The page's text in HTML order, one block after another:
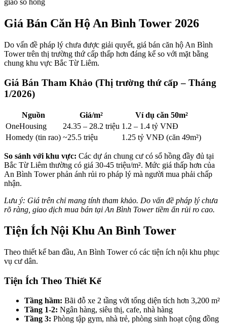
Giá Bán Căn Hộ An Bình Tower 2026
Do vấn đề pháp lý chưa được giải quyết, giá bán căn hộ An Bình
Tower trên thị trường thứ cấp thấp hơn đáng kể so với mặt bằng
chung khu vực Bắc Từ Liêm.
Giá Bán Tham Khảo (Thị trường thứ cấp – Tháng
1/2026)
Nguồn Giá/m²
Ví dụ căn 50m²
OneHousing
24.35 – 28.2 triệu 1.2 – 1.4 tỷ VNĐ
Homedy (tin rao) ~25.5 triệu 1.25 tỷ VNĐ (căn 49m²)
So sánh với khu vực: Các dự án chung cư có sổ hồng đầy đủ tại
Bắc Từ Liêm thường có giá 30-45 triệu/m². Mức giá thấp hơn của
An Bình Tower phản ánh rủi ro pháp lý mà người mua phải chấp
nhận.
Lưu ý: Giá trên chỉ mang tính tham khảo. Do vấn đề pháp lý chưa
rõ ràng, giao dịch mua bán tại An Bình Tower tiềm ẩn rủi ro cao.
Tiện Ích Nội Khu An Bình Tower
Theo thiết kế ban đầu, An Bình Tower có các tiện ích nội khu phục
vụ cư dân.
Tiện Ích Theo Thiết Kế
Tầng hầm: Bãi đỗ xe 2 tầng với tổng diện tích hơn 3,200 m²
Tầng 1-2: Ngân hàng, siêu thị, cafe, nhà hàng
Tầng 3: Phòng tập gym, nhà trẻ, phòng sinh hoạt cộng đồng